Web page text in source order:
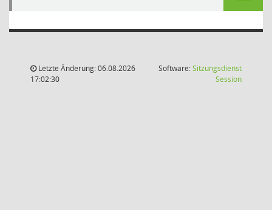
Letzte Änderung: 06.08.2026
17:02:30
Software:Sitzungsdienst
Session(Wird in